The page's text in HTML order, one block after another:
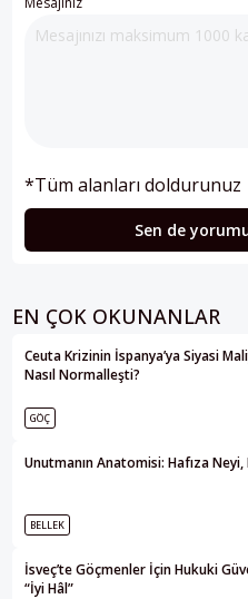
*Tüm alanları doldurunuz
Sen de
EN ÇOK OKUNANLAR
Ceuta Krizinin İspanya’ya Siyasi
Nasıl Normalleşti?
GÖÇ
Unutmanın Anatomisi: Hafıza Neyi,
BELLEK
İsveç’te Göçmenler İçin Hukuki
“İyi Hâl”